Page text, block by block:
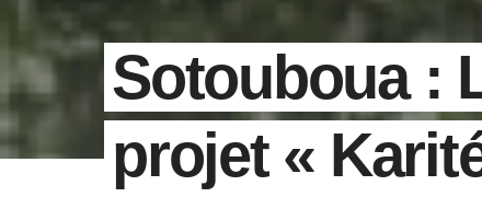
Sotouboua :
projet «